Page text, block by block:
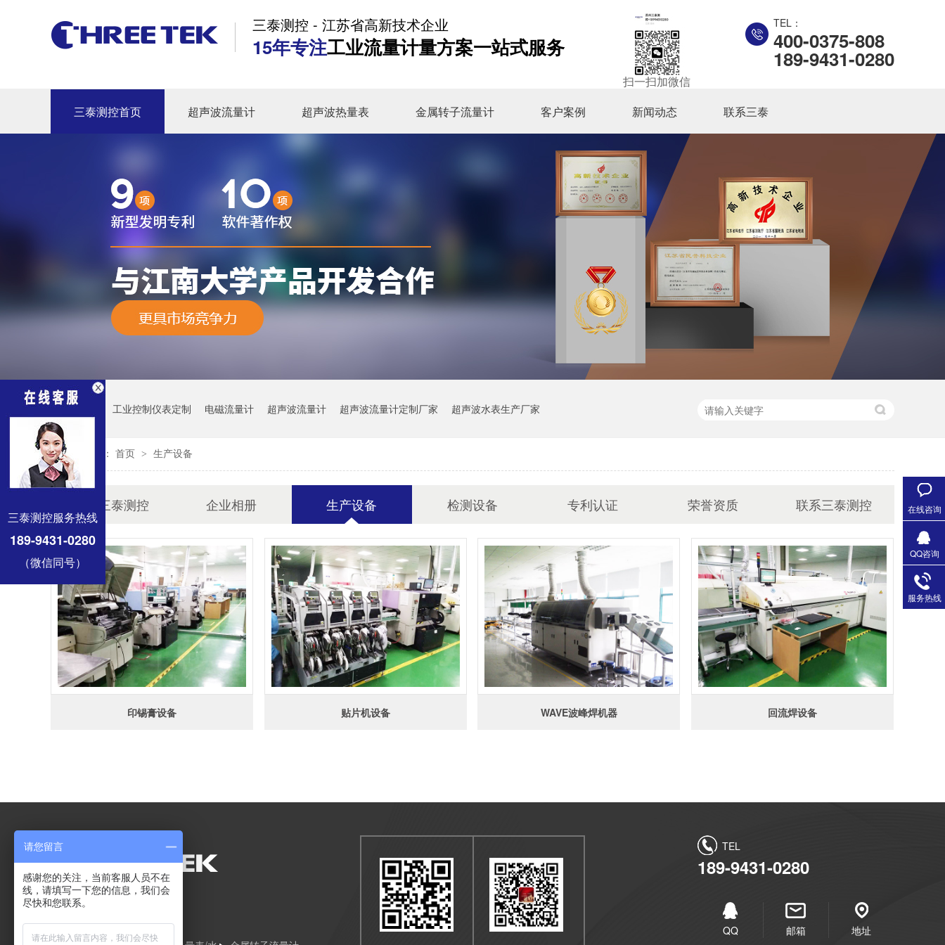
三泰测控 - 江苏省高新技术企业
15年专注工业流量计量方案一站式服务
扫一扫加微信
TEL：
400-0375-808
189-9431-0280
三泰测控首页 超声波流量计 超声波热量表 金属转子流量计 客户案例 新闻动态 联系三泰
热门关键词： 工业控制仪表定制 电磁流量计 超声波流量计 超声波流量计定制厂家 超声波水表生产厂家
三泰测控工业现场仪表生产与定制
您的位置： 首页 > 生产设备
关于三泰测控 企业相册 生产设备 检测设备 专利认证 荣誉资质 联系三泰测控
印锡膏设备 贴片机设备 WAVE波峰焊机器 回流焊设备
TEL
189-9431-0280
QQ 邮箱 地址
在线咨询
QQ咨询
服务热线
三泰测控服务热线
189-9431-0280
（微信同号）
请您留言
感谢您的关注，当前客服人员不在
线，请填写一下您的信息，我们会
尽快和您联系。